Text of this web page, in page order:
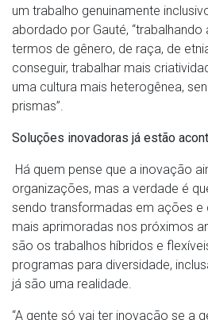
um trabalho genuinamente
abordado por Gauté, “trabalhando
termos de gênero, de raça, de
conseguir, trabalhar mais
uma cultura mais heterogênea,
prismas”.
Soluções inovadoras já estão
Há quem pense que a inovação
organizações, mas a verdade é
sendo transformadas em ações e
mais aprimoradas nos próximos
são os trabalhos híbridos e
programas para diversidade,
já são uma realidade.
“A gente só vai ter inovação se a